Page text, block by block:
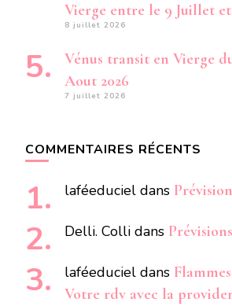
Vierge entre le 9 Juillet
8 juillet 2026
Vénus transit en Vierge
Aout 2026
7 juillet 2026
COMMENTAIRES RÉCENTS
laféeduciel dans
Delli. Colli dans
laféeduciel dans
Votre rdv avec la